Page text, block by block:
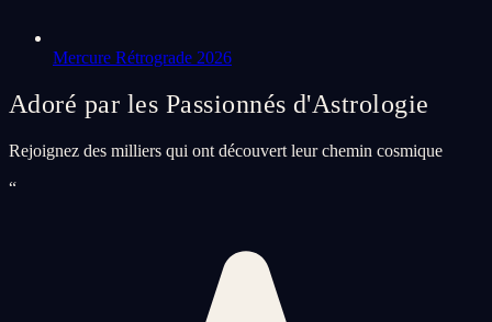
Mercure Rétrograde 2026
Adoré par les Passionnés d'Astrologie
Rejoignez des milliers qui ont découvert leur chemin cosmique
“